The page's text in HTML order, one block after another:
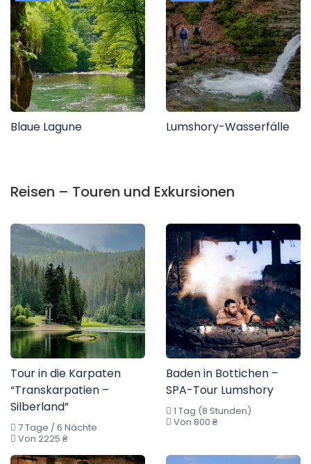
Blaue Lagune Lumshory-Wasserfälle
Reisen – Touren und Exkursionen
Tour in die Karpaten
“Transkarpatien –
Silberland”
7 Tage / 6 Nächte
Von 2225 ₴
Baden in Bottichen –
SPA-Tour Lumshory
1 Tag (8 Stunden)
Von 800 ₴